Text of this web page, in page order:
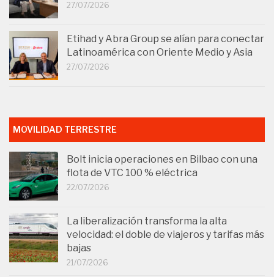
27/07/2026
Etihad y Abra Group se alían para conectar
Latinoamérica con Oriente Medio y Asia
27/07/2026
MOVILIDAD TERRESTRE
Bolt inicia operaciones en Bilbao con una
flota de VTC 100 % eléctrica
22/07/2026
La liberalización transforma la alta
velocidad: el doble de viajeros y tarifas más
bajas
21/07/2026